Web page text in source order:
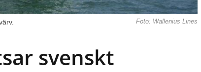
Foto: Wallenius Lines
svenskt